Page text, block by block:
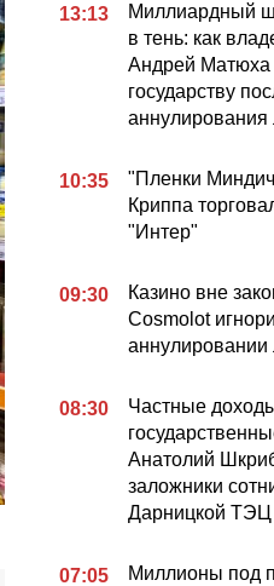
13:13
Миллиардный
в тень: как
Андрей Матюха
государству
аннулирования
10:35
"Пленки
Криппа
"Интер"
09:30
Казино вне
Cosmolot
аннулировании
08:30
Частные
Анатолий
заложники
Дарницкой ТЭЦ
07:05
Миллионы под